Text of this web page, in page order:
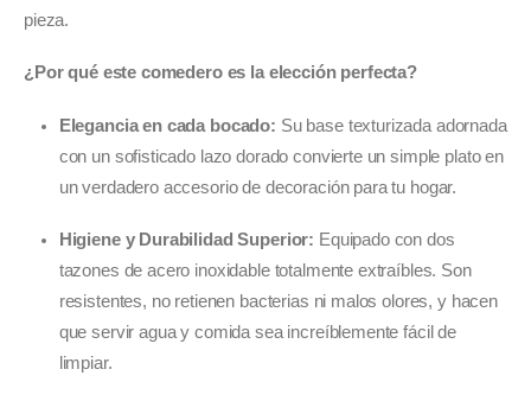
pieza.
¿Por qué este comedero es la elección perfecta?
Elegancia en cada bocado: Su base texturizada adornada
con un sofisticado lazo dorado convierte un simple plato en
un verdadero accesorio de decoración para tu hogar.
Higiene y Durabilidad Superior: Equipado con dos
tazones de acero inoxidable totalmente extraíbles. Son
resistentes, no retienen bacterias ni malos olores, y hacen
que servir agua y comida sea increíblemente fácil de
limpiar.